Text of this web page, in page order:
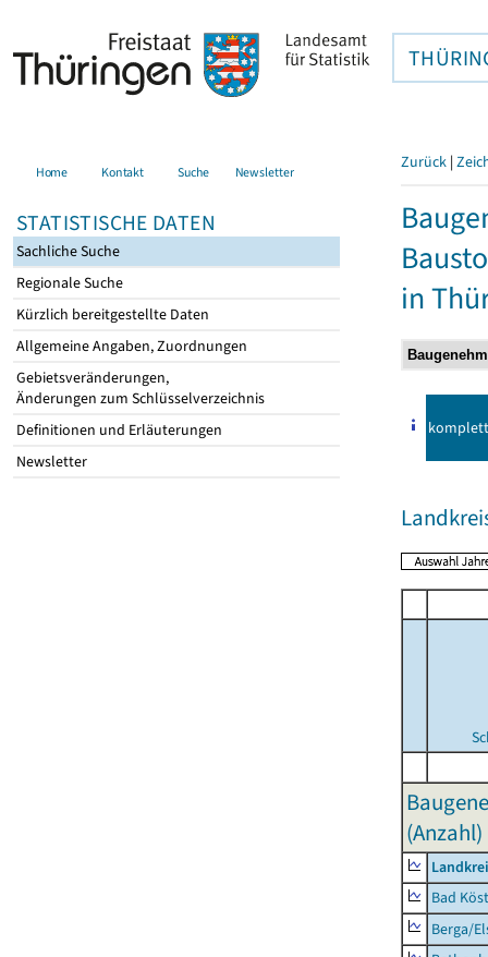
Home Kontakt Suche Newsletter
STATISTISCHE DATEN
Sachliche Suche
Regionale Suche
Kürzlich bereitgestellte Daten
Allgemeine Angaben, Zuordnungen
Gebietsveränderungen,
Änderungen zum Schlüsselverzeichnis
Definitionen und Erläuterungen
Newsletter
Zurück |
in
komplett
(Anzahl)
Bad
Berga/